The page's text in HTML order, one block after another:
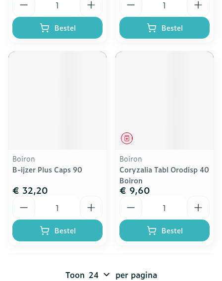
Bestel Bestel
Boiron
B-ijzer Plus Caps 90
€ 32,20
Bestel
Geneesmiddel
Boiron
Coryzalia Tabl Orodisp 40
Boiron
€ 9,60
Bestel
Toon per pagina